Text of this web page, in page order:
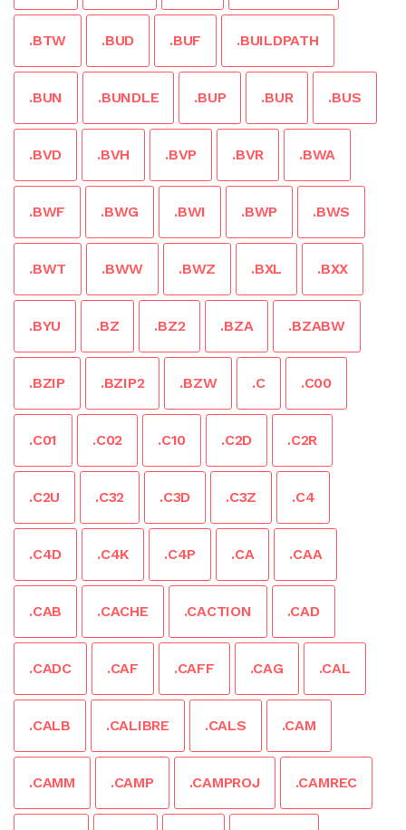
.BTW .BUD .BUF .BUILDPATH
.BUN .BUNDLE .BUP .BUR .BUS
.BVD .BVH .BVP .BVR .BWA
.BWF .BWG .BWI .BWP .BWS
.BWT .BWW .BWZ .BXL .BXX
.BYU .BZ .BZ2 .BZA .BZABW
.BZIP .BZIP2 .BZW .C .C00
.C01 .C02 .C10 .C2D .C2R
.C2U .C32 .C3D .C3Z .C4
.C4D .C4K .C4P .CA .CAA
.CAB .CACHE .CACTION .CAD
.CADC .CAF .CAFF .CAG .CAL
.CALB .CALIBRE .CALS .CAM
.CAMM .CAMP .CAMPROJ .CAMREC